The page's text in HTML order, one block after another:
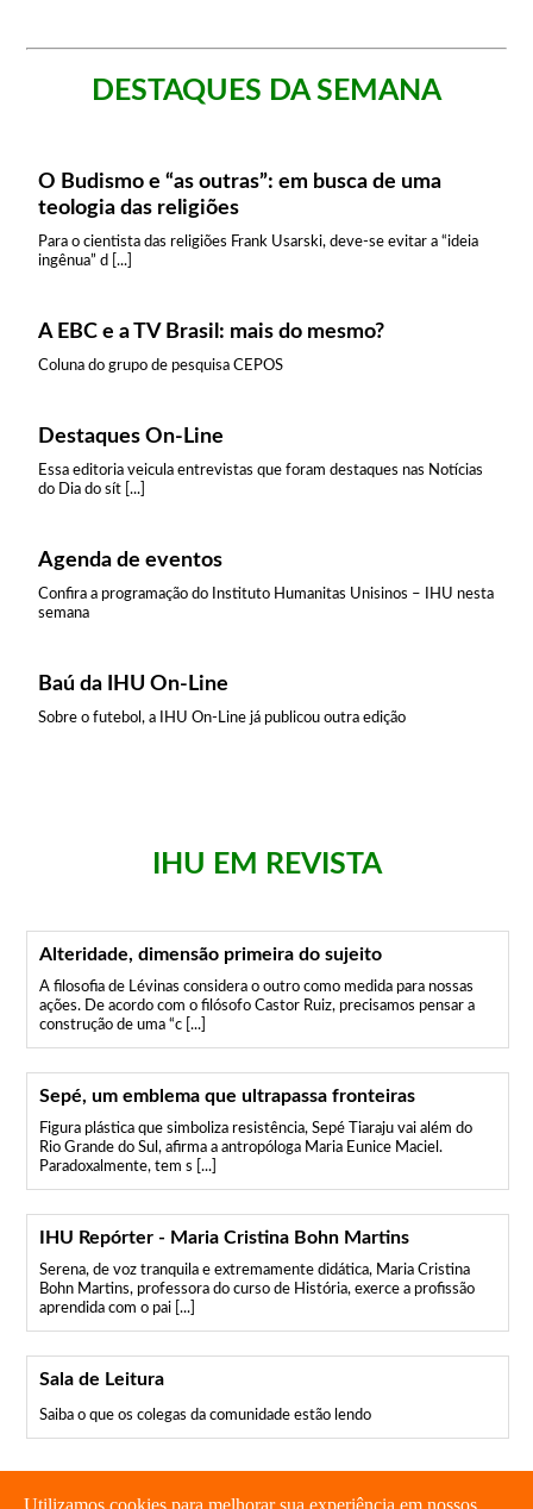
DESTAQUES DA SEMANA
O Budismo e “as outras”: em busca de uma
teologia das religiões
Para o cientista das religiões Frank Usarski, deve-se evitar a “ideia
ingênua” d [...]
A EBC e a TV Brasil: mais do mesmo?
Coluna do grupo de pesquisa CEPOS
Destaques On-Line
Essa editoria veicula entrevistas que foram destaques nas Notícias
do Dia do sít [...]
Agenda de eventos
Confira a programação do Instituto Humanitas Unisinos – IHU nesta
semana
Baú da IHU On-Line
Sobre o futebol, a IHU On-Line já publicou outra edição
IHU EM REVISTA
Alteridade, dimensão primeira do sujeito
A filosofia de Lévinas considera o outro como medida para nossas
ações. De acordo com o filósofo Castor Ruiz, precisamos pensar a
construção de uma “c [...]
Sepé, um emblema que ultrapassa fronteiras
Figura plástica que simboliza resistência, Sepé Tiaraju vai além do
Rio Grande do Sul, afirma a antropóloga Maria Eunice Maciel.
Paradoxalmente, tem s [...]
IHU Repórter - Maria Cristina Bohn Martins
Serena, de voz tranquila e extremamente didática, Maria Cristina
Bohn Martins, professora do curso de História, exerce a profissão
aprendida com o pai [...]
Sala de Leitura
Saiba o que os colegas da comunidade estão lendo
Utilizamos cookies para melhorar sua experiência em nossos